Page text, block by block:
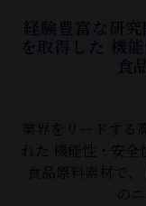
経験豊富な研
を取得した 機
食
業界をリードする
れた 機能性・安全
食品原料素材で、
の